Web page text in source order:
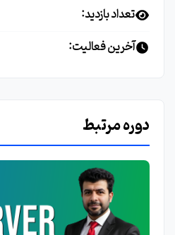
تعداد بازدید:
آخرین فعالیت:
دوره مرتبط